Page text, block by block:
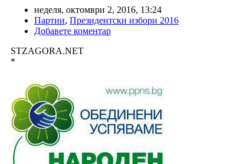
неделя, октомври 2, 2016, 13:24
Партии, Президентски избори 2016
Добавете коментар
STZAGORA.NET
*